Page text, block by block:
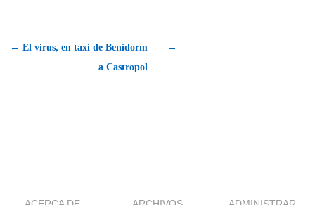
← El virus, en taxi de Benidorm
a Castropol
→